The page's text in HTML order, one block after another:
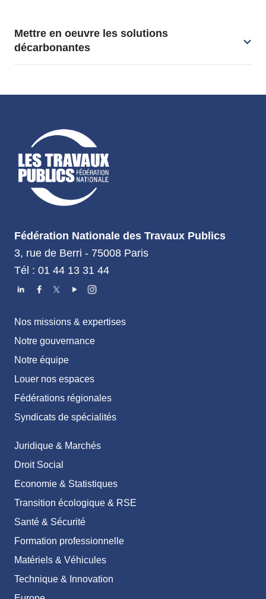
Mettre en oeuvre les solutions
décarbonantes
Fédération Nationale des Travaux Publics
3, rue de Berri - 75008 Paris
Tél : 01 44 13 31 44
Nos missions & expertises
Notre gouvernance
Notre équipe
Louer nos espaces
Fédérations régionales
Syndicats de spécialités
Juridique & Marchés
Droit Social
Economie & Statistiques
Transition écologique & RSE
Santé & Sécurité
Formation professionnelle
Matériels & Véhicules
Technique & Innovation